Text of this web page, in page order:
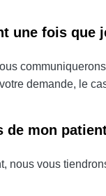
une fois que
demande, le
de mon
vous